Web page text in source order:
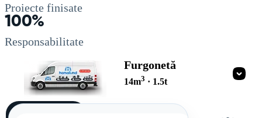
Proiecte finisate
100%
Responsabilitate
Furgonetă
14m3 · 1.5t